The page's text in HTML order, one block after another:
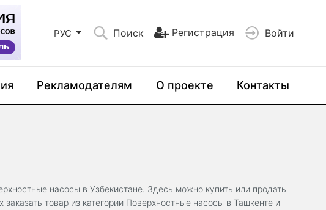
РУС Поиск Регистрация Войти
Рекламодателям О проекте Контакты
насосы в Узбекистане. Здесь можно купить или продать
товар из категории Поверхностные насосы в Ташкенте и